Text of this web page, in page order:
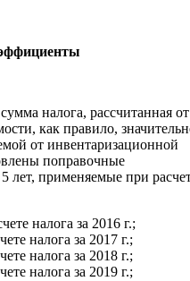
налога, рассчитанная от
как правило,
от инвентаризационной
поправочные
лет, применяемые при
налога за 2016 г.;
налога за 2017 г.;
налога за 2018 г.;
налога за 2019 г.;